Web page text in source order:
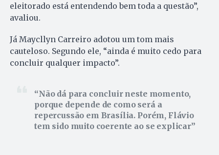
eleitorado está entendendo bem toda a questão”,
avaliou.
Já Maycllyn Carreiro adotou um tom mais
cauteloso. Segundo ele, “ainda é muito cedo para
concluir qualquer impacto”.
Não dá para concluir neste momento,
porque depende de como será a
repercussão em Brasília. Porém, Flávio
tem sido muito coerente ao se explicar